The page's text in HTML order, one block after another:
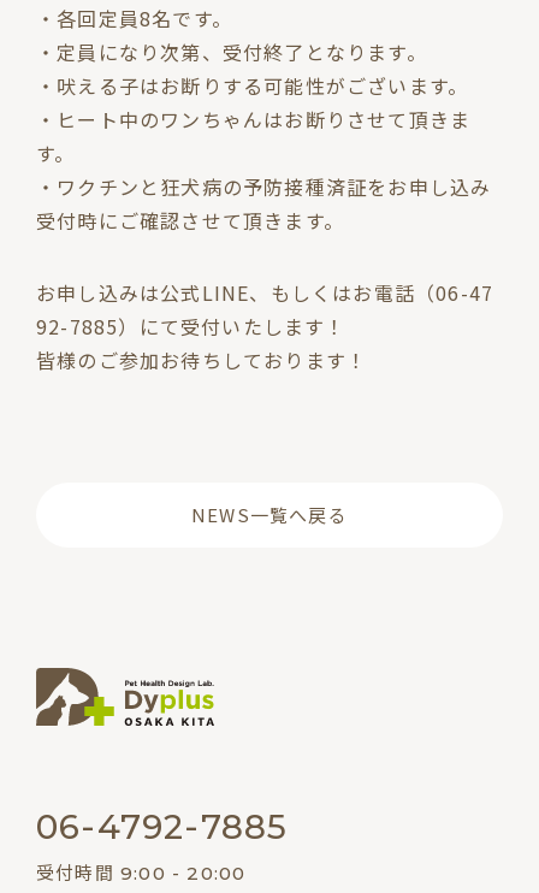
・各回定員8名です。
・定員になり次第、受付終了となります。
・吠える子はお断りする可能性がございます。
・ヒート中のワンちゃんはお断りさせて頂きま
す。
・ワクチンと狂犬病の予防接種済証をお申し込み
受付時にご確認させて頂きます。
お申し込みは公式LINE、もしくはお電話（06-47
92-7885）にて受付いたします！
皆様のご参加お待ちしております！
NEWS一覧へ戻る
06-4792-7885
受付時間 9:00 - 20:00